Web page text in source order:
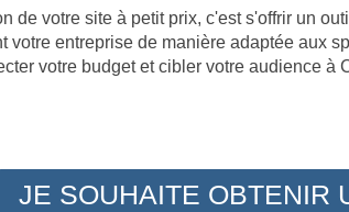
de votre site à petit prix, c'est s'offrir un
votre entreprise de manière adaptée aux
votre budget et cibler votre audience
JE SOUHAITE OBTENIR